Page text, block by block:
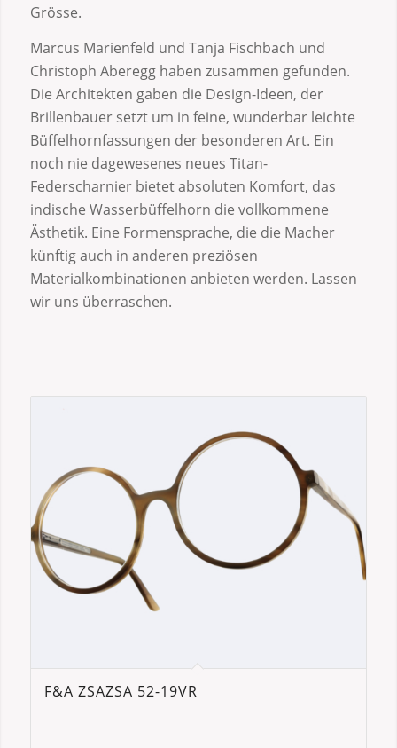
Grösse.
Marcus Marienfeld und Tanja Fischbach und
Christoph Aberegg haben zusammen gefunden.
Die Architekten gaben die Design-Ideen, der
Brillenbauer setzt um in feine, wunderbar leichte
Büffelhornfassungen der besonderen Art. Ein
noch nie dagewesenes neues Titan-
Federscharnier bietet absoluten Komfort, das
indische Wasserbüffelhorn die vollkommene
Ästhetik. Eine Formensprache, die die Macher
künftig auch in anderen preziösen
Materialkombinationen anbieten werden. Lassen
wir uns überraschen.
F&A ZSAZSA 52-19VR